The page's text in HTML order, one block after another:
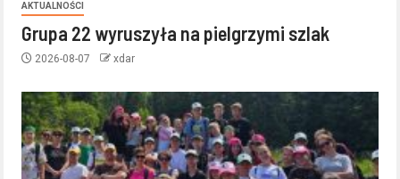
AKTUALNOŚCI
Grupa 22 wyruszyła na pielgrzymi szlak
2026-08-07 xdar